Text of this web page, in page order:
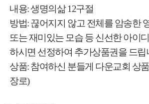
내용:생명의삶12구절
방법:끊어지지 않고 전체를 암송한
또는 재미있는 모습 등 신선한 아이
하시면 선정하여 추가상품권을 드립
상품:참여하신 분들게 다운교회 상
장로)